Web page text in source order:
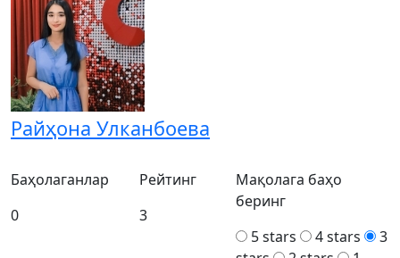
Райҳона Улканбоева
Баҳолаганлар
0
Рейтинг
3
Мақолага баҳо
беринг
5 stars
4 stars
3